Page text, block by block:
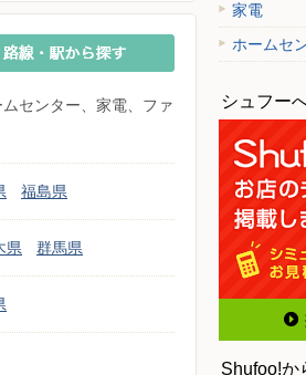
センター、家電、ファ
福島県
県 群馬県
家電
ホームセ
シュフー
Shufoo!か